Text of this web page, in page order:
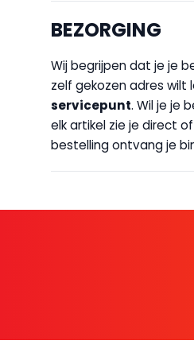
BEZORGING
Wij begrijpen dat je je
zelf gekozen adres wilt
servicepunt. Wil je je
elk artikel zie je direct
bestelling ontvang je